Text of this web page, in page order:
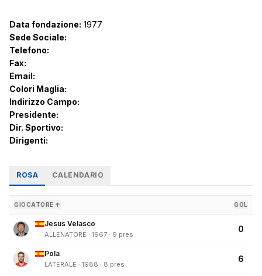
Data fondazione: 1977
Sede Sociale:
Telefono:
Fax:
Email:
Colori Maglia:
Indirizzo Campo:
Presidente:
Dir. Sportivo:
Dirigenti:
ROSA CALENDARIO
GIOCATORE ↑ GOL
Jesus Velasco
ALLENATORE · 1967 · 9 pres
0
Pola
LATERALE · 1988 · 8 pres
6